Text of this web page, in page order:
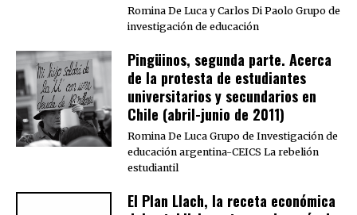
Romina De Luca y Carlos Di Paolo Grupo de
investigación de educación
Pingüinos, segunda parte. Acerca
de la protesta de estudiantes
universitarios y secundarios en
Chile (abril-junio de 2011)
Romina De Luca Grupo de Investigación de
educación argentina-CEICS La rebelión
estudiantil
El Plan Llach, la receta económica